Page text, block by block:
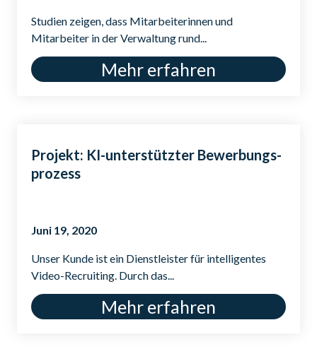
Studien zeigen, dass Mitarbeiterinnen und
Mitarbeiter in der Verwaltung rund...
Mehr erfahren
Projekt: KI-un­ter­stütz­ter Be­wer­bungs­
prozess
Juni 19, 2020
Unser Kunde ist ein Dienstleister für intelligentes
Video-Recruiting. Durch das...
Mehr erfahren